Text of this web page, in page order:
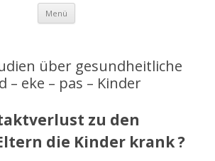
Menü Zum
springen
über gesundheitliche
– eke – pas – Kinder
zu den
die Kinder krank ?